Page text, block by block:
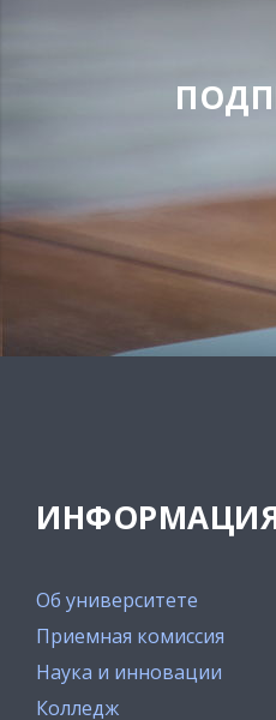
ИНФОРМАЦИЯ
Об университете
Приемная комиссия
Наука и инновации
Колледж